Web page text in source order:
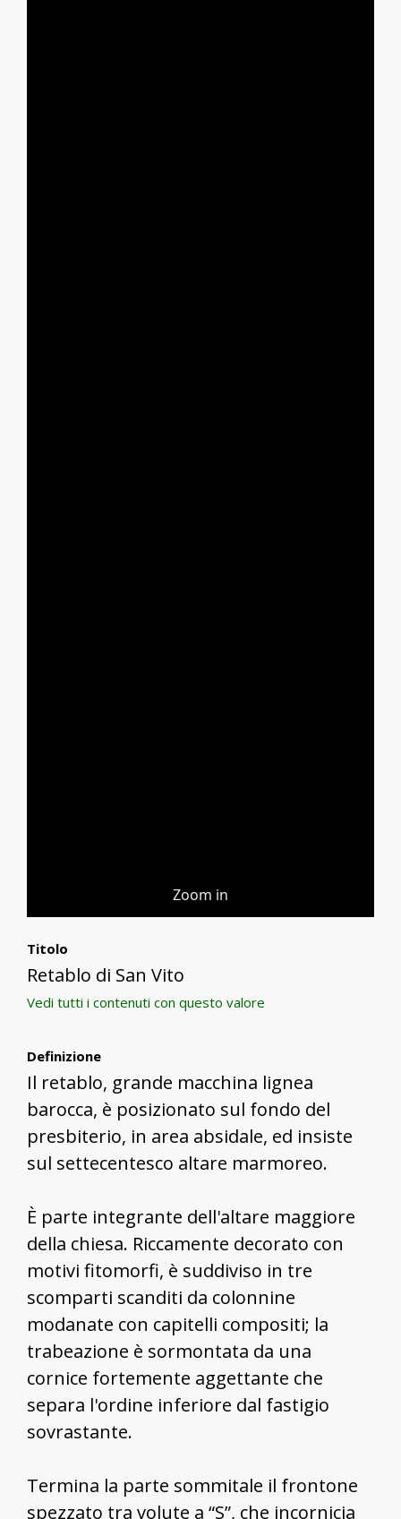
Zoom in
Titolo
Retablo di San Vito
Vedi tutti i contenuti con questo valore
Definizione
Il retablo, grande macchina lignea
barocca, è posizionato sul fondo del
presbiterio, in area absidale, ed insiste
sul settecentesco altare marmoreo.
È parte integrante dell'altare maggiore
della chiesa. Riccamente decorato con
motivi fitomorfi, è suddiviso in tre
scomparti scanditi da colonnine
modanate con capitelli compositi; la
trabeazione è sormontata da una
cornice fortemente aggettante che
separa l'ordine inferiore dal fastigio
sovrastante.
Termina la parte sommitale il frontone
spezzato tra volute a “S”, che incornicia